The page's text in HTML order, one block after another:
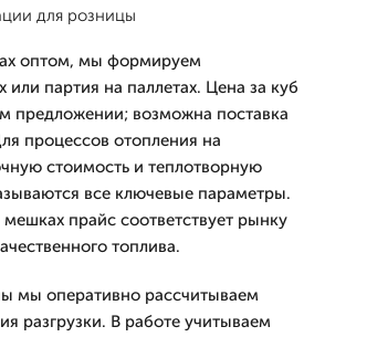
для розницы
оптом, мы формируем
партия на паллетах. Цена за куб
предложении; возможна поставка
процессов отопления на
стоимость и теплотворную
все ключевые параметры.
прайс соответствует рынку
топлива.
мы оперативно рассчитываем
разгрузки. В работе учитываем